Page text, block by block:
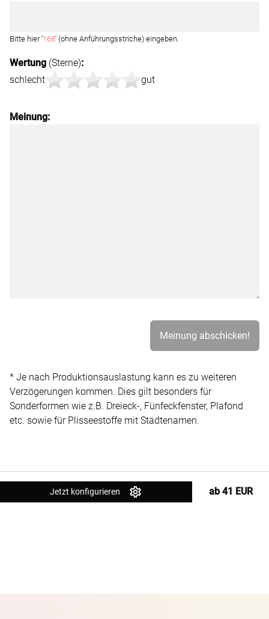
Bitte hier '168' (ohne Anführungsstriche) eingeben.
Wertung (Sterne):
schlecht
gut
Meinung:
* Je nach Produktionsauslastung kann es zu weiteren
Verzögerungen kommen. Dies gilt besonders für
Sonderformen wie z.B. Dreieck-, Fünfeckfenster, Plafond
etc. sowie für Plisseestoffe mit Städtenamen.
Jetzt konfigurieren ab 41 EUR